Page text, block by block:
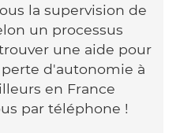
la supervision de
un processus
une aide pour
d'autonomie à
en France
par téléphone !